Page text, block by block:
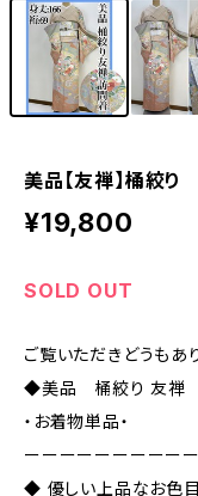
美品【友禅】桶絞
¥19,800
SOLD OUT
ご覧いただきどうもあ
◆美品 桶絞り 友
・お着物単品・
ーーーーーーーーー
◆ 優しい上品なお色